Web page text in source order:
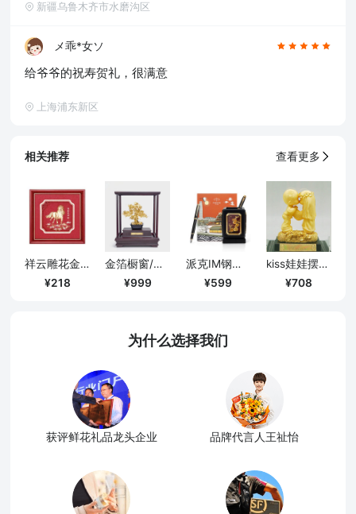
新疆乌鲁木齐市水磨沟区
メ乖*女ソ
给爷爷的祝寿贺礼，很满意
上海浦东新区
相关推荐 查看更多
祥云雕花金箔画-马到成功
218
金箔橱窗/招财进宝A款
999
派克IM钢笔大都会礼盒+旋转笔筒四君子组合套装
599
kiss娃娃摆件/大号
708
为什么选择我们
获评鲜花礼品龙头企业 品牌代言人王祉怡